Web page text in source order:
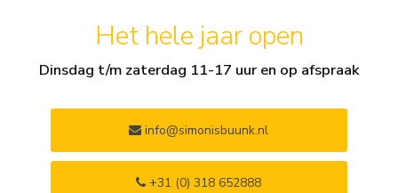
Het hele jaar open
Dinsdag t/m zaterdag 11-17 uur en op afspraak
info@simonisbuunk.nl
+31 (0) 318 652888